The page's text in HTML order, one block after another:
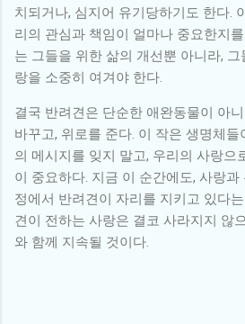
치되거나, 심지어 유기당하기도 한다.
리의 관심과 책임이 얼마나 중요한지
는 그들을 위한 삶의 개선뿐 아니라,
랑을 소중히 여겨야 한다.
결국 반려견은 단순한 애완동물이 아
바꾸고, 위로를 준다. 이 작은 생명체
의 메시지를 잊지 말고, 우리의 사랑으
이 중요하다. 지금 이 순간에도, 사랑
정에서 반려견이 자리를 지키고 있다
견이 전하는 사랑은 결코 사라지지 않
와 함께 지속될 것이다.